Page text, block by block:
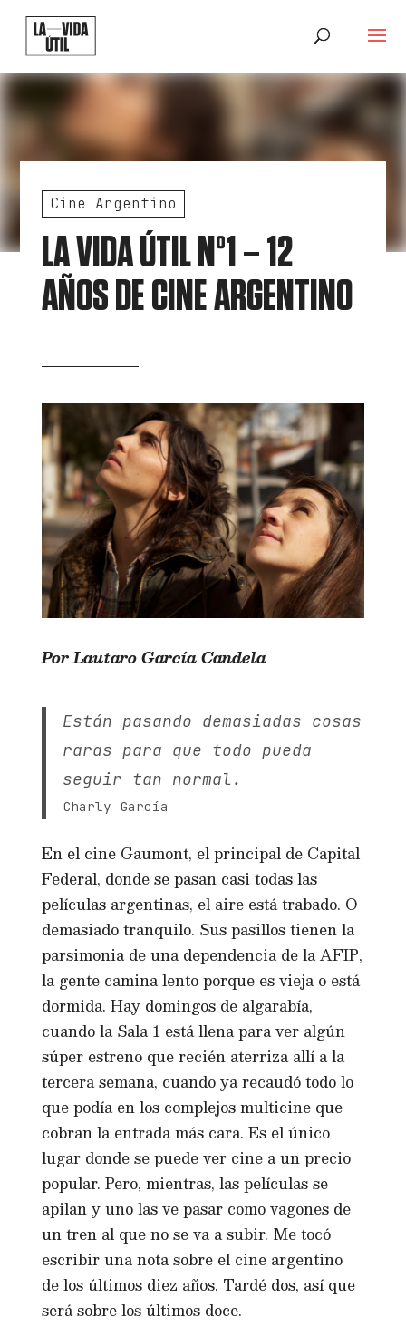
Cine Argentino
LA VIDA ÚTIL Nº1 – 12
AÑOS DE CINE ARGENTINO
Por Lautaro García Candela
Están pasando demasiadas cosas
raras para que todo pueda
seguir tan normal.
Charly García
En el cine Gaumont, el principal de Capital
Federal, donde se pasan casi todas las
películas argentinas, el aire está trabado. O
demasiado tranquilo. Sus pasillos tienen la
parsimonia de una dependencia de la AFIP,
la gente camina lento porque es vieja o está
dormida. Hay domingos de algarabía,
cuando la Sala 1 está llena para ver algún
súper estreno que recién aterriza allí a la
tercera semana, cuando ya recaudó todo lo
que podía en los complejos multicine que
cobran la entrada más cara. Es el único
lugar donde se puede ver cine a un precio
popular. Pero, mientras, las películas se
apilan y uno las ve pasar como vagones de
un tren al que no se va a subir. Me tocó
escribir una nota sobre el cine argentino
de los últimos diez años. Tardé dos, así que
será sobre los últimos doce.